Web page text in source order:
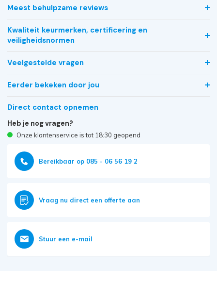
Meest behulpzame reviews
Kwaliteit keurmerken, certificering en
veiligheidsnormen
Veelgestelde vragen
Eerder bekeken door jou
Direct contact opnemen
Heb je nog vragen?
Onze klantenservice is tot 18:30 geopend
Bereikbaar op 085 - 06 56 19 2
Vraag nu direct een offerte aan
Stuur een e-mail